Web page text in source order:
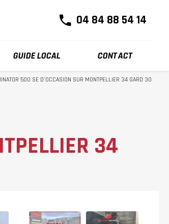
04 84 88 54 14
GUIDE LOCAL CONTACT
500 SE D'OCCASION SUR MONTPELLIER 34 GARD 30
34